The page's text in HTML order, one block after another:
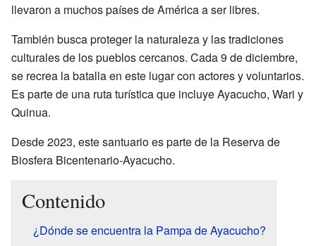
llevaron a muchos países de América a ser libres.
También busca proteger la naturaleza y las tradiciones
culturales de los pueblos cercanos. Cada 9 de diciembre,
se recrea la batalla en este lugar con actores y voluntarios.
Es parte de una ruta turística que incluye Ayacucho, Wari y
Quinua.
Desde 2023, este santuario es parte de la Reserva de
Biosfera Bicentenario-Ayacucho.
Contenido
¿Dónde se encuentra la Pampa de Ayacucho?